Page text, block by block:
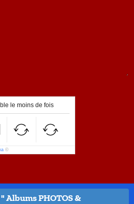
le moins de fois
©
Albums PHOTOS &